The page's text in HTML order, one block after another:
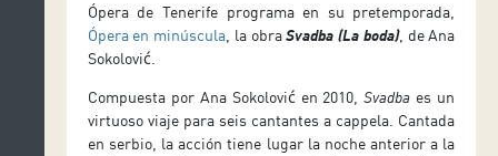
Ópera de Tenerife programa en su pretemporada,
Ópera en minúscula , la obraSvadba (La boda), de Ana
Sokolović.
Compuesta por Ana Sokolović en 2010,Svadba es un
virtuoso viaje para seis cantantes a cappela. Cantada
en serbio, la acción tiene lugar la noche anterior a la